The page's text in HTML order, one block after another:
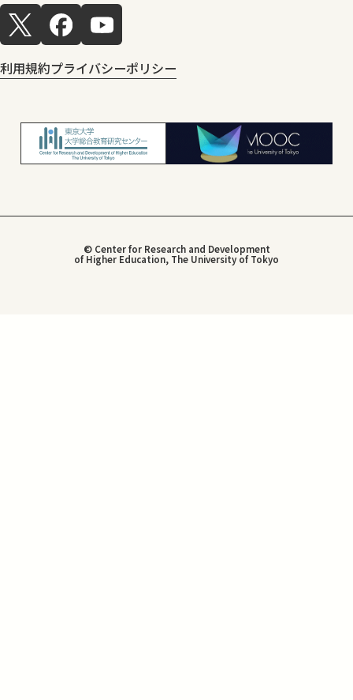
利用規約プライバシーポリシー
© Center for Research and Development
of Higher Education, The University of Tokyo